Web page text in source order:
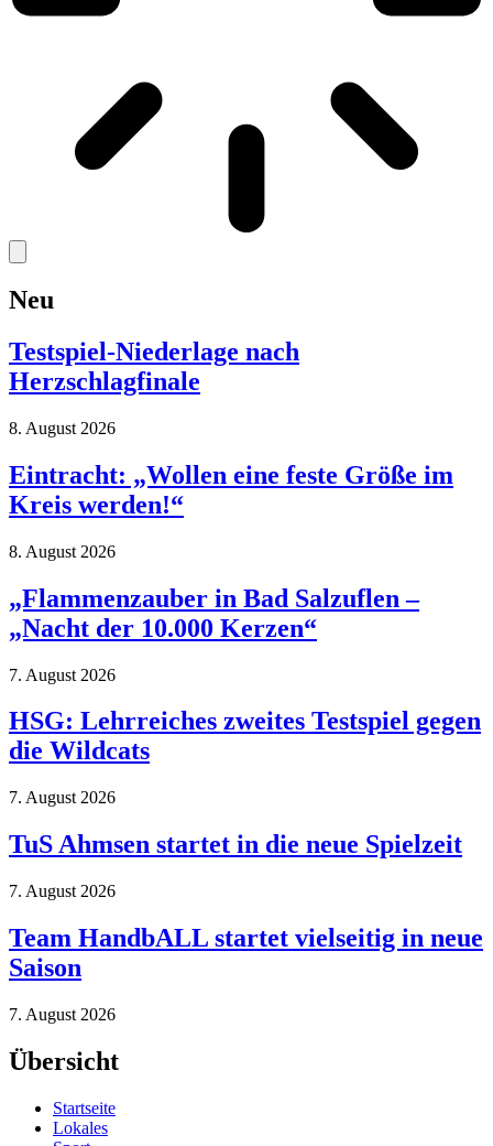
Neu
Testspiel-Niederlage nach
Herzschlagfinale
8. August 2026
Eintracht: „Wollen eine feste Größe im
Kreis werden!“
8. August 2026
„Flammenzauber in Bad Salzuflen –
„Nacht der 10.000 Kerzen“
7. August 2026
HSG: Lehrreiches zweites Testspiel gegen
die Wildcats
7. August 2026
TuS Ahmsen startet in die neue Spielzeit
7. August 2026
Team HandbALL startet vielseitig in neue
Saison
7. August 2026
Übersicht
Startseite
Lokales